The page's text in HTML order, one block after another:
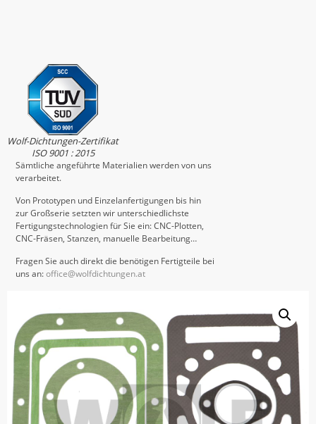
Wolf-Dichtungen-Zertifikat
ISO 9001 : 2015
Sämtliche angeführte Materialien werden von uns
verarbeitet.
Von Prototypen und Einzelanfertigungen bis hin
zur Großserie setzten wir unterschiedlichste
Fertigungstechnologien für Sie ein: CNC-Plotten,
CNC-Fräsen, Stanzen, manuelle Bearbeitung…
Fragen Sie auch direkt die benötigen Fertigteile bei
uns an:office@wolfdichtungen.at